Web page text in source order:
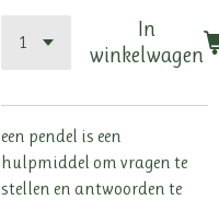
In
winkelwagen
een pendel is een
hulpmiddel om vragen te
stellen en antwoorden te